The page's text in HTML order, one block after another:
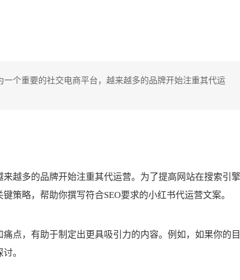
个重要的社交电商平台，越来越多的品牌开始注重其代运
越多的品牌开始注重其代运营。为了提高网站在搜索引
策略，帮助你撰写符合SEO要求的小红书代运营文案。
点，有助于制定出更具吸引力的内容。例如，如果你的
。